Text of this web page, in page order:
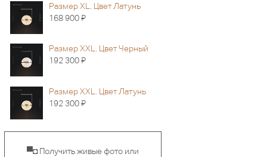
Размер XL. Цвет Латунь
168 900Я
Размер XXL. Цвет Черный
192 300Я
Размер XXL. Цвет Латунь
192 300Я
▀◘ Получить живые фото или